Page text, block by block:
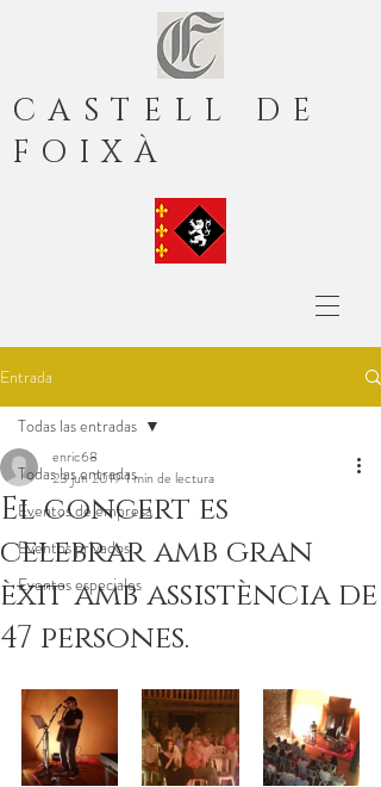
CASTELL DE
FOIXÀ
Entrada
Todas las entradas
Eventos de empresa
Eventos privados
Eventos especiales
Todas las entradas
El concert es
celebrar amb gran
èxit amb assistència de
47 persones.
enric68
23 jun 20191 min de lectura